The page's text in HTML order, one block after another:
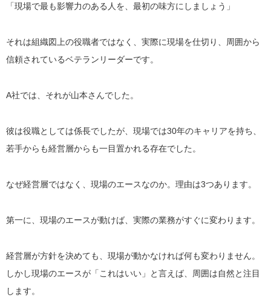
「現場で最も影響力のある人を、最初の味方にしましょう」
それは組織図上の役職者ではなく、実際に現場を仕切り、周囲から
信頼されているベテランリーダーです。
A社では、それが山本さんでした。
彼は役職としては係長でしたが、現場では30年のキャリアを持ち、
若手からも経営層からも一目置かれる存在でした。
なぜ経営層ではなく、現場のエースなのか。理由は3つあります。
第一に、現場のエースが動けば、実際の業務がすぐに変わります。
経営層が方針を決めても、現場が動かなければ何も変わりません。
しかし現場のエースが「これはいい」と言えば、周囲は自然と注目
します。